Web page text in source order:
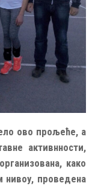
ово прољеће, а
активнности,
како
нивоу, проведена